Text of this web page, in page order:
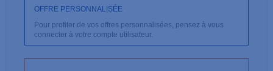
OFFRE PERSONNALISÉE
Pour profiter de vos offres personnalisées, pensez à vous
connecter à votre compte utilisateur.